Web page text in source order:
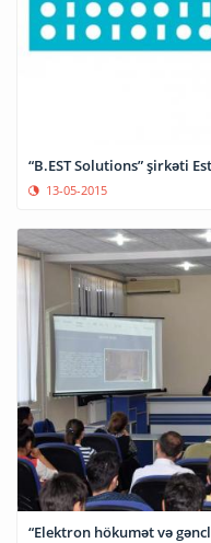
“B.EST Solutions” şirkəti
13-05-2015
“Elektron hökumət və